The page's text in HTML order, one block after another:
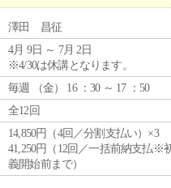
澤田 昌征
4月 9日 ～ 7月 2日
※4/30は休講となります。
毎週 （金） 16 ：30 ～ 17 ：50
全12回
14,850円（4回／分割支払い）×3
41,250円（12回／一括前納支払※
義開始前まで）